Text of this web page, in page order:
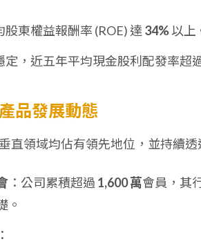
股東權益報酬率 (ROE) 達 34%以上
定，近五年平均現金股利配發率超
品發展動態
直領域均佔有領先地位，並持續
：公司累積超過 1,600 萬會員，其
。
：